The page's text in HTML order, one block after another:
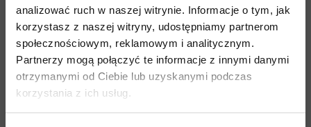
analizować ruch w naszej witrynie. Informacje o tym, jak
korzystasz z naszej witryny, udostępniamy partnerom
społecznościowym, reklamowym i analitycznym.
Partnerzy mogą połączyć te informacje z innymi danymi
otrzymanymi od Ciebie lub uzyskanymi podczas
korzystania z ich usług.
od wewnątrz wykończony drobnym, przyjemnym polarem
w strukturze "wafla"
technologia obróbki materiałuHeiQ Fresh FFL -bio
technologia,która redukuje powstawanie nieprzyjemnych
zapachów bez użycia srebra
dopasowany kaptur do stosowania pod kaskiem